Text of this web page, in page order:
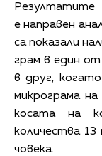
е направен
са показали
грам в един
в друг,
микрограма
косата на
количества
човека.